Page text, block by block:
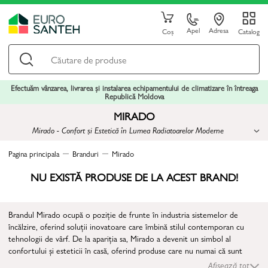
Coș Apel Adresa Catalog
Efectuăm vânzarea, livrarea și instalarea echipamentului de climatizare în întreaga
Republică Moldova
MIRADO
Mirado - Confort și Estetică în Lumea Radiatoarelor Moderne
Pagina principala Branduri Mirado
NU EXISTĂ PRODUSE DE LA ACEST BRAND!
Brandul Mirado ocupă o poziție de frunte în industria sistemelor de
încălzire, oferind soluții inovatoare care îmbină stilul contemporan cu
tehnologii de vârf. De la apariția sa, Mirado a devenit un simbol al
confortului și esteticii în casă, oferind produse care nu numai că sunt
Afișează tot